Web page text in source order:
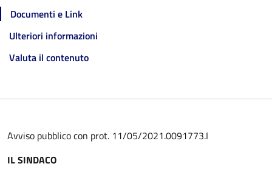
Documenti e Link
Ulteriori informazioni
Valuta il contenuto
Avviso pubblico con prot. 11/05/2021.0091773.I
IL SINDACO